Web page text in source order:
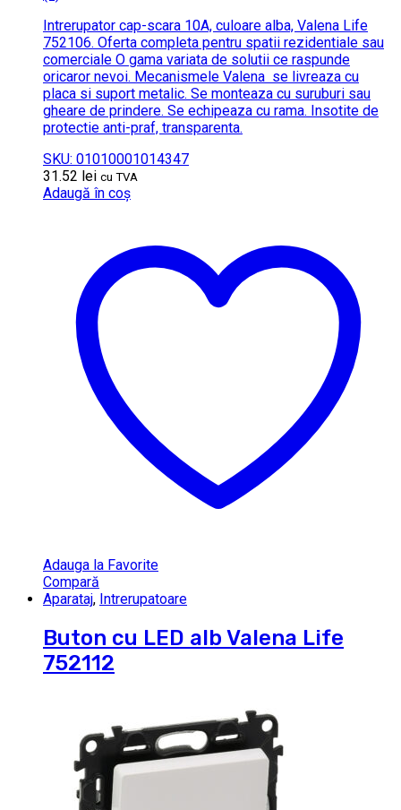
Intrerupator cap-scara 10A, culoare alba, Valena Life
752106. Oferta completa pentru spatii rezidentiale sau
comerciale O gama variata de solutii ce raspunde
oricaror nevoi. Mecanismele Valena se livreaza cu
placa si suport metalic. Se monteaza cu suruburi sau
gheare de prindere. Se echipeaza cu rama. Insotite de
protectie anti-praf, transparenta.
SKU: 01010001014347
31.52 lei cu TVA
Adaugă în coș
Adauga la Favorite
Compară
Aparataj, Intrerupatoare
Buton cu LED alb Valena Life
752112